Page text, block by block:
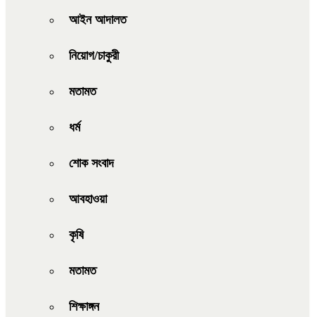
আইন আদালত
নিয়োগ/চাকুরী
মতামত
ধর্ম
শোক সংবাদ
আবহাওয়া
কৃষি
মতামত
শিক্ষাঙ্গন